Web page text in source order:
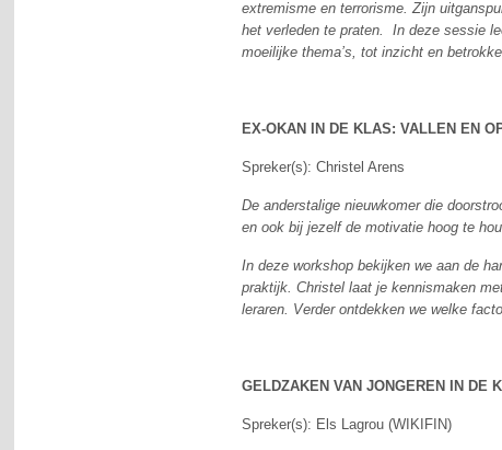
extremisme en terrorisme. Zijn
het verleden te praten. In deze sessie
moeilijke thema’s, tot inzicht en
EX-OKAN IN DE KLAS: VALLEN EN
Spreker(s): Christel Arens
De anderstalige nieuwkomer die
en ook bij jezelf de motivatie hoog te
In deze workshop bekijken we aan de
praktijk. Christel laat je kennismaken
leraren. Verder ontdekken we welke
GELDZAKEN VAN JONGEREN IN DE
Spreker(s): Els Lagrou (WIKIFIN)